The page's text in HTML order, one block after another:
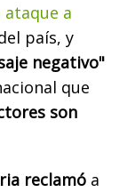
a
país, y
negativo"
que
son
reclamó a